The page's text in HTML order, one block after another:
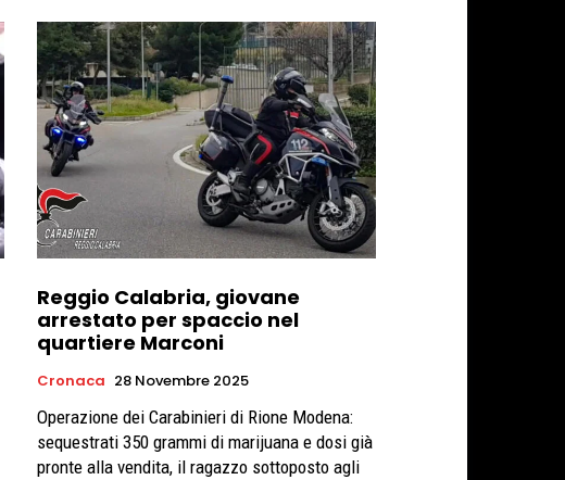
Reggio Calabria, giovane
arrestato per spaccio nel
quartiere Marconi
Cronaca 28 Novembre 2025
Operazione dei Carabinieri di Rione Modena:
sequestrati 350 grammi di marijuana e dosi già
pronte alla vendita, il ragazzo sottoposto agli